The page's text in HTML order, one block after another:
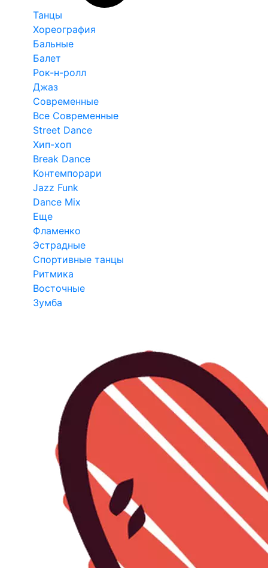
Танцы
Хореография
Бальные
Балет
Рок-н-ролл
Джаз
Современные
Все Современные
Street Dance
Хип-хоп
Break Dance
Контемпорари
Jazz Funk
Dance Mix
Еще
Фламенко
Эстрадные
Спортивные танцы
Ритмика
Восточные
Зумба